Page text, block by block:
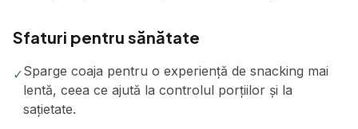
Sfaturi pentru sănătate
✓Sparge coaja pentru o experiență de snacking mai
lentă, ceea ce ajută la controlul porțiilor și la
sațietate.